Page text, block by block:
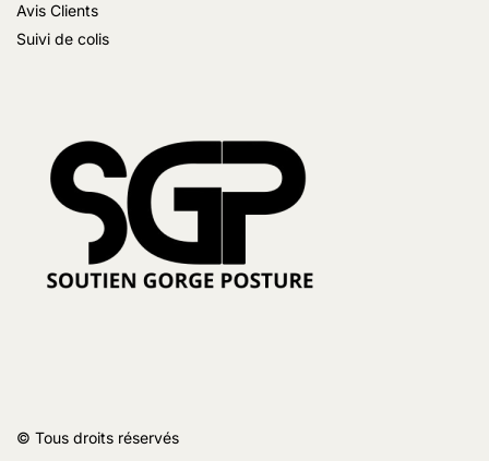
Avis Clients
Suivi de colis
© Tous droits réservés